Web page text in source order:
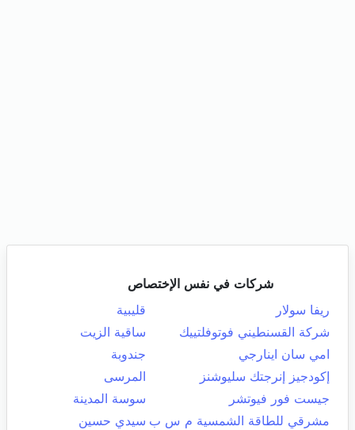
شركات في نفس الإختصاص
ريفا سولار
قليبية
شركة القسنطيني فوتوفلتييك
ساقية الزيت
امي سان اينارجي
جندوبة
إكودجيز إنرجتك سليوشنز
المرسى
جيست فور فيوتشر
سوسة المدينة
مشرقي للطاقة الشمسية م س ب سيدي حسين